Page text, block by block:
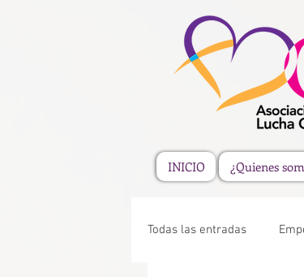
INICIO ¿Quienes
Todas las entradas